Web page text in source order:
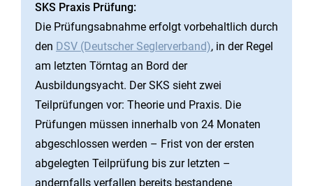
SKS Praxis Prüfung:
Die Prüfungsabnahme erfolgt vorbehaltlich durch
den DSV (Deutscher Seglerverband), in der Regel
am letzten Törntag an Bord der
Ausbildungsyacht. Der SKS sieht zwei
Teilprüfungen vor: Theorie und Praxis. Die
Prüfungen müssen innerhalb von 24 Monaten
abgeschlossen werden – Frist von der ersten
abgelegten Teilprüfung bis zur letzten –
andernfalls verfallen bereits bestandene